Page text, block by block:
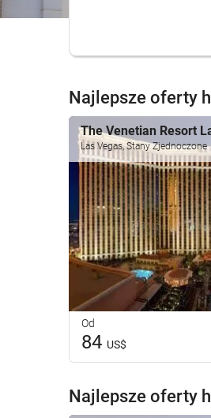
Najlepsze oferty
The Venetian Resort
Las Vegas, Stany Zjednoczone
Od
84 US$
Najlepsze oferty